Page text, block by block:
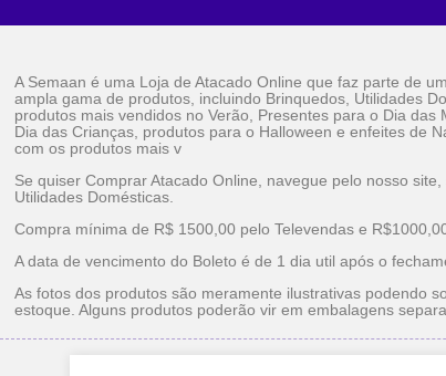
A Semaan é uma Loja de Atacado Online que faz parte de
ampla gama de produtos, incluindo Brinquedos, Utilidades
produtos mais vendidos no Verão, Presentes para o Dia
Dia das Crianças, produtos para o Halloween e enfeites de
com os produtos mais v
Se quiser Comprar Atacado Online, navegue pelo nosso
Utilidades Domésticas.
Compra mínima de R$ 1500,00 pelo Televendas e
A data de vencimento do Boleto é de 1 dia util após o
As fotos dos produtos são meramente ilustrativas podendo
estoque. Alguns produtos poderão vir em embalagens